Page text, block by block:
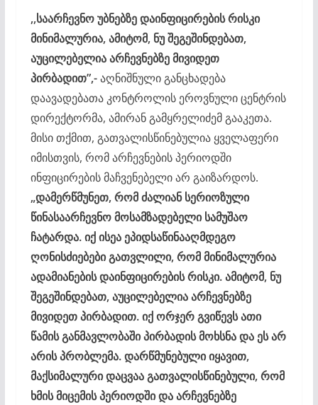
,,საარჩევნო უბნებზე დაინფიცირების რისკი
მინიმალურია, ამიტომ, ნუ შეგეშინდებათ,
აუცილებელია არჩევნებზე მივიდეთ
პირბადით”,-აღნიშნული განცხადება
დაავადებათა კონტროლის ეროვნული ცენტრის
დირექტორმა, ამირან გამყრელიძემ გააკეთა.
მისი თქმით, გათვალისწინებულია ყველაფერი
იმისთვის, რომ არჩევნების პერიოდში
ინფიცირების მაჩვენებელი არ გაიზარდოს.
„დამერწმუნეთ, რომ ძალიან სერიოზული
წინასაარჩევნო მოსამზადებელი სამუშაო
ჩატარდა. იქ ისეა ეპიდსაწინააღმდეგო
ღონისძიებები გათვლილი, რომ მინიმალურია
ადამიანების დაინფიცირების რისკი. ამიტომ, ნუ
შეგეშინდებათ, აუცილებელია არჩევნებზე
მივიდეთ პირბადით. იქ ორჯერ გვიწევს ათი
წამის განმავლობაში პირბადის მოხსნა და ეს არ
არის პრობლემა. დარწმუნებული იყავით,
მაქსიმალური დაცვაა გათვალისწინებული, რომ
ხმის მიცემის პერიოდში და არჩევნებზე